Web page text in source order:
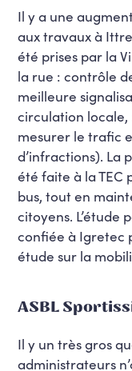
Il y a une
aux travaux à
été prises par la
la rue : contrôle
meilleure
circulation
mesurer le trafic
d’infractions). La
été faite à la TEC
bus, tout en
citoyens. L’étude
confiée à Igretec
étude sur la
ASBL
Il y un très gros
administrateurs